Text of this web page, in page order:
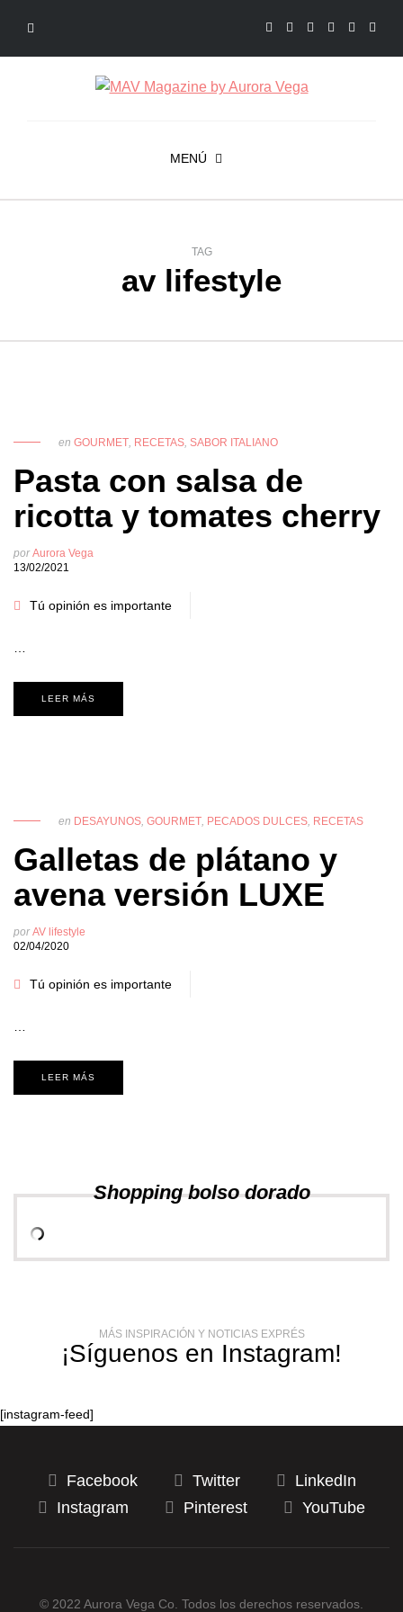
MENÚ
TAG
av lifestyle
en GOURMET, RECETAS, SABOR ITALIANO
Pasta con salsa de
ricotta y tomates cherry
porAurora Vega
13/02/2021
Tú opinión es importante
…
LEER MÁS
en DESAYUNOS, GOURMET, PECADOS DULCES, RECETAS
Galletas de plátano y
avena versión LUXE
porAV lifestyle
02/04/2020
Tú opinión es importante
…
LEER MÁS
Shopping bolso dorado
MÁS INSPIRACIÓN Y NOTICIAS EXPRÉS
¡Síguenos en Instagram!
[instagram-feed]
Facebook Twitter
LinkedIn
Instagram
Pinterest YouTube
© 2022 Aurora Vega Co. Todos los derechos reservados.